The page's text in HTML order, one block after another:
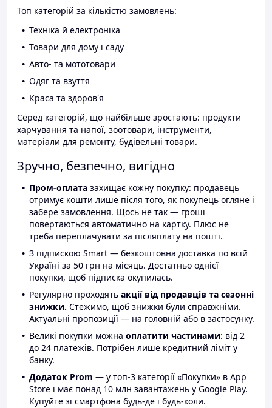
Топ категорій за кількістю замовлень:
Техніка й електроніка
Товари для дому і саду
Авто- та мототовари
Одяг та взуття
Краса та здоров'я
Серед категорій, що найбільше зростають: продукти
харчування та напої, зоотовари, інструменти,
матеріали для ремонту, будівельні товари.
Зручно, безпечно, вигідно
Пром-оплата захищає кожну покупку: продавець
отримує кошти лише після того, як покупець огляне і
забере замовлення. Щось не так — гроші
повертаються автоматично на картку. Плюс не
треба переплачувати за післяплату на пошті.
З підпискою Smart — безкоштовна доставка по всій
Україні за 50 грн на місяць. Достатньо однієї
покупки, щоб підписка окупилась.
Регулярно проходять акції від продавців та сезонні
знижки. Стежимо, щоб знижки були справжніми.
Актуальні пропозиції — на головній або в застосунку.
Великі покупки можна оплатити частинами: від 2
до 24 платежів. Потрібен лише кредитний ліміт у
банку.
Додаток Prom — у топ-3 категорії «Покупки» в App
Store і має понад 10 млн завантажень у Google Play.
Купуйте зі смартфона будь-де і будь-коли.